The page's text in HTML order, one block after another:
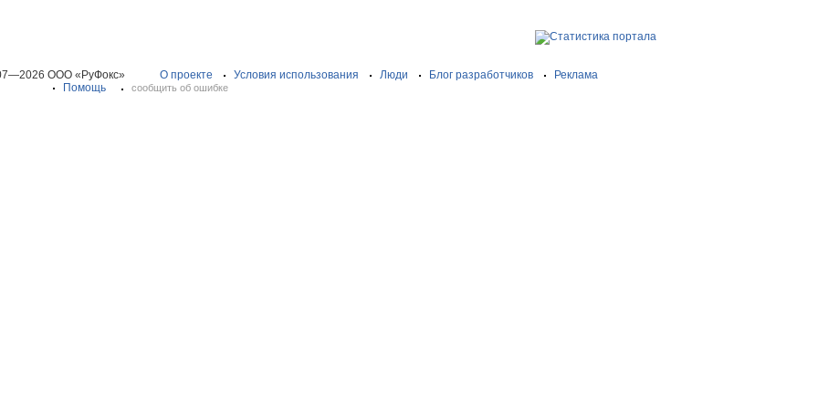
ООО «РуФокс» О проекте Условия использования Люди Блог разработчиков
Реклама
Помощь
сообщить об ошибке